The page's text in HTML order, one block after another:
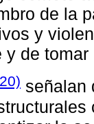
de la
y
y de
señalan